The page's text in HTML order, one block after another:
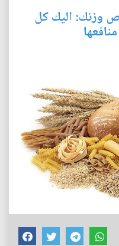
وزنك: اليك كل